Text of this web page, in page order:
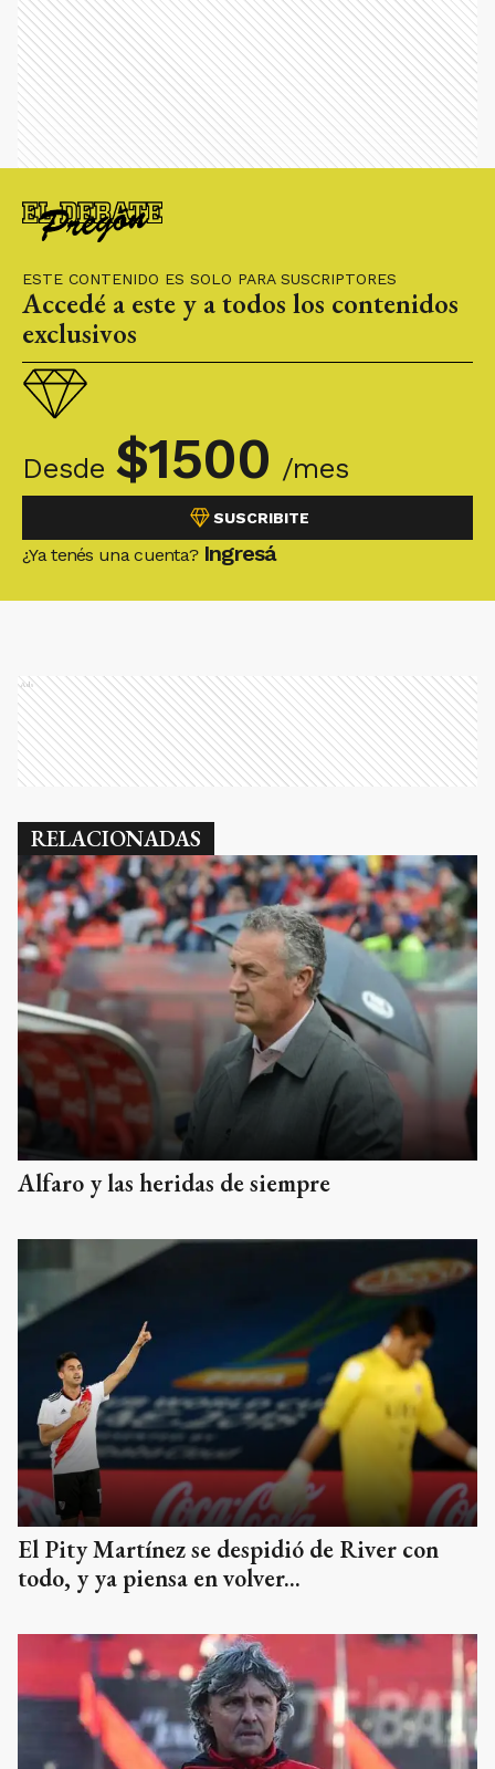
ESTE CONTENIDO ES SOLO PARA SUSCRIPTORES
Accedé a este y a todos los contenidos
exclusivos
Desde $1500 /mes
SUSCRIBITE
¿Ya tenés una cuenta? Ingresá
Ads
RELACIONADAS
Alfaro y las heridas de siempre
El Pity Martínez se despidió de River con
todo, y ya piensa en volver...